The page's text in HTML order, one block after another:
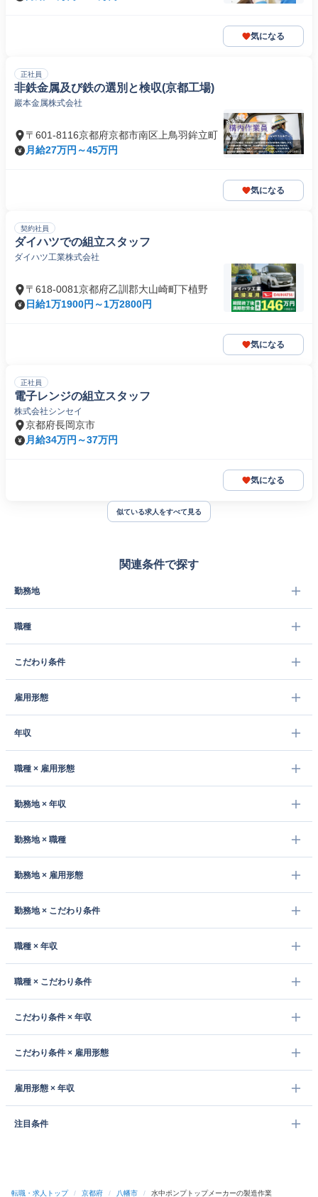
気になる
正社員
非鉄金属及び鉄の選別と検収(京都工場)
巖本金属株式会社
〒601-8116京都府京都市南区上鳥羽鉾立町
月給27万円～45万円
気になる
契約社員
ダイハツでの組立スタッフ
ダイハツ工業株式会社
〒618-0081京都府乙訓郡大山崎町下植野
日給1万1900円～1万2800円
気になる
正社員
電子レンジの組立スタッフ
株式会社シンセイ
京都府長岡京市
月給34万円～37万円
気になる
似ている求人をすべて見る
関連条件で探す
勤務地
職種
こだわり条件
雇用形態
年収
職種 × 雇用形態
勤務地 × 年収
勤務地 × 職種
勤務地 × 雇用形態
勤務地 × こだわり条件
職種 × 年収
職種 × こだわり条件
こだわり条件 × 年収
こだわり条件 × 雇用形態
雇用形態 × 年収
注目条件
転職・求人トップ / 京都府 / 八幡市 / 水中ポンプトップメーカーの製造作業